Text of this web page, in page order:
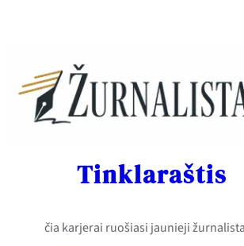
Tinklaraštis
čia karjerai ruošiasi jaunieji